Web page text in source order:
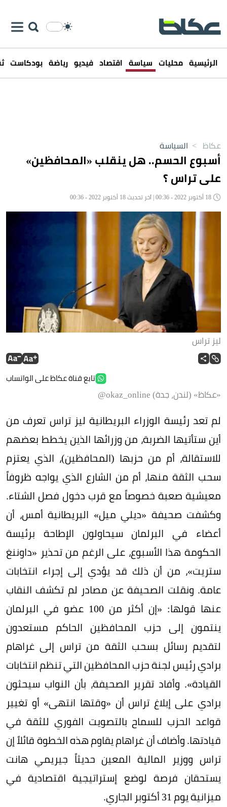
الرئيسية محليات سياسة اقتصاد فيديو رياضة بودكاست
عكاظ > السياسة
أسبوع الحسم.. هل ينقلب «المحافظين»
على تراس ؟
ليز تراس
تابع قناة عكاظ على الواتساب
«عكاظ» (لندن، جدة) okaz_online@
لم تعد رئيسة الوزراء البريطانية ليز تراس تعرف من
أين ستأتيها الضربة، من وزرائها الذين يخطط بعضهم
للاستقالة، أم من حزبها (المحافظين)، الذي يعتزم
سحب الثقة منها، أم من الشارع الذي يواجه ظروفاً
معيشية صعبة خصوصاً مع قرب دخول فصل الشتاء.
وكشفت صحيفة «ديلي ميل» البريطانية أمس، أن
أعضاء في البرلمان سيحاولون الإطاحة برئيسة
الحكومة هذا الأسبوع، على الرغم من تحذير «داوننغ
ستريت»، من أن ذلك قد يؤدي إلى إجراء انتخابات
عامة. ونقلت الصحيفة عن مصادر لم تكشف النقاب
عنها قولها: «إن أكثر من 100 عضو في البرلمان
ينتمون إلى حزب المحافظين الحاكم مستعدون
لتقديم رسائل بسحب الثقة من تراس إلى غراهام
برادي رئيس لجنة حزب المحافظين التي تنظم انتخابات
القيادة». وأفاد تقرير الصحيفة، بأن النواب سيحثون
برادي على إبلاغ تراس أن «وقتها انتهى» أو تغيير
قواعد الحزب للسماح بالتصويت الفوري للثقة في
قيادتها. وأضاف أن غراهام يقاوم هذه الخطوة قائلاً إن
تراس ووزير المالية المعين حديثاً جيريمي هانت
يستحقان فرصة لوضع إستراتيجية اقتصادية في
ميزانية يوم 31 أكتوبر الجاري.